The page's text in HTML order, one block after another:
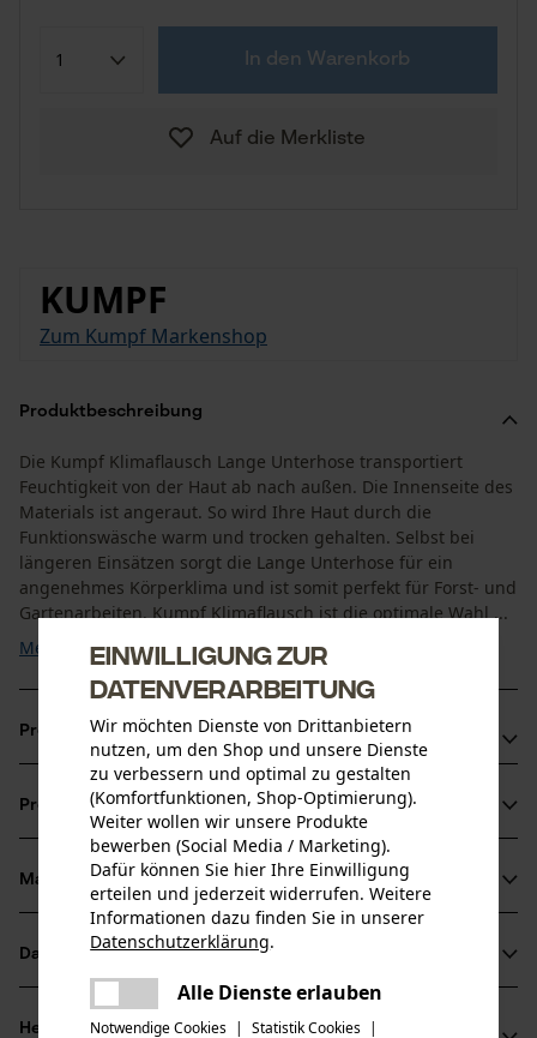
In den Warenkorb
Auf die Merkliste
KUMPF
Zum Kumpf Markenshop
Produktbeschreibung
Die Kumpf Klimaflausch Lange Unterhose transportiert
Feuchtigkeit von der Haut ab nach außen. Die Innenseite des
Materials ist angeraut. So wird Ihre Haut durch die
Funktionswäsche warm und trocken gehalten. Selbst bei
längeren Einsätzen sorgt die Lange Unterhose für ein
angenehmes Körperklima und ist somit perfekt für Forst- und
Gartenarbeiten. Kumpf Klimaflausch ist die optimale Wahl ...
Mehr anzeigen
Produktvorteile
Atmungsaktiv: Feuchtigkeit wird nach außen
abtransportiert
Hält warm: Angeraute Innenseite hält die Wärme am
Körper
Elastisches Feinripp-Material für eine optimale Passform
Produktinformationen
Produktdetails
Aktivitätstyp
Material & Pflege
Materialart
Datenblätter
Produktsicherheitsdatenblatt (PDF)
Herstellerinformationen
Einwilligung zur
Datenverarbeitung
Wir möchten Dienste von Drittanbietern
nutzen, um den Shop und unsere Dienste
zu verbessern und optimal zu gestalten
(Komfortfunktionen, Shop-Optimierung).
Weiter wollen wir unsere Produkte
bewerben (Social Media / Marketing).
Dafür können Sie hier Ihre Einwilligung
erteilen und jederzeit widerrufen. Weitere
Informationen dazu finden Sie in unserer
Datenschutzerklärung.
Alle Dienste erlauben
Notwendige Cookies | Statistik Cookies |
Es ist ein Fehler aufgetreten. Bitte
versuchen Sie es erneut.